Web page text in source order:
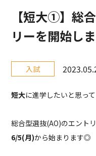
【短大①】総
リーを開始し
ゴ
リ
ー
入試
日
:
短大に進学したいと思っ
総合型選抜(AO)のエント
6/5(月)から始まります◎